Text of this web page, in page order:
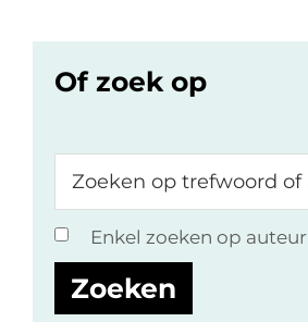
Of zoek op
op
trefwoord
of
auteur...
Enkel zoeken op auteur